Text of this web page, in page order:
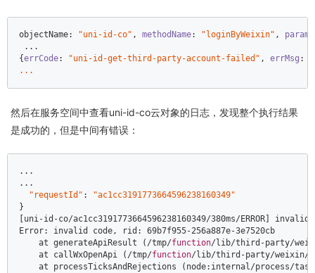
objectName: "uni-id-co" , methodName: "loginByWeixin" , params
...
{errCode: "uni-id-get-third-party-account-failed" , errMsg :
然后在服务空间中查看uni-id-co云对象的日志，发现整个执行结果
是成功的，但是中间有错误：
...
...
"requestId" :
"ac1cc3191773664596238160349"
}
[uni-id-co/ac1cc3191773664596238160349/380ms/ERROR]
Error: invalid code, rid: 69b7f955-256a887e-3e7520cb
    at generateApiResult (/tmp/
function/lib/third-party/
    at callWxOpenApi (/tmp/
function/lib/third-party/weixin/
at processTicksAndRejections (node:internal/process/